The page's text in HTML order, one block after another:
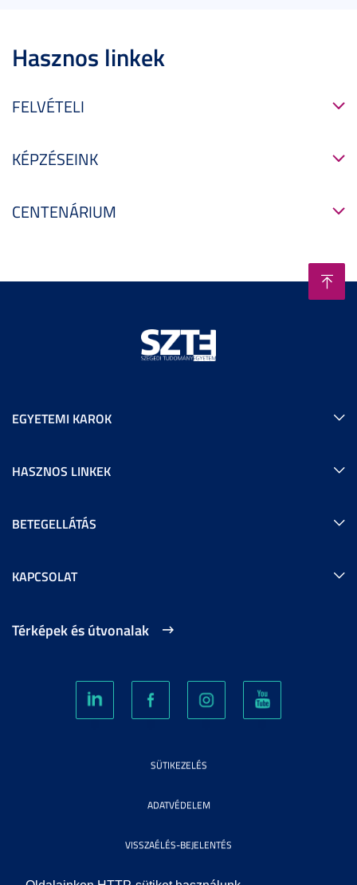
Hasznos linkek
FELVÉTELI
KÉPZÉSEINK
CENTENÁRIUM
EGYETEMI KAROK
HASZNOS LINKEK
BETEGELLÁTÁS
KAPCSOLAT
Térképek és útvonalak
SÜTIKEZELÉS
ADATVÉDELEM
VISSZAÉLÉS-BEJELENTÉS